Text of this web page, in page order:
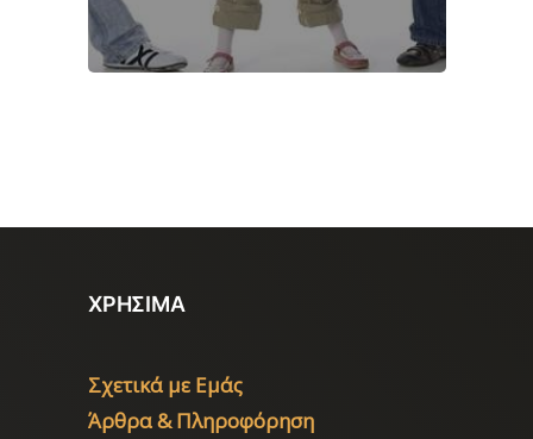
ΧΡΗΣΙΜΑ
Σχετικά με Εμάς
Άρθρα & Πληροφόρηση